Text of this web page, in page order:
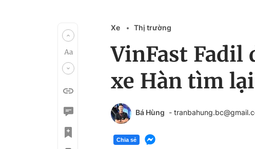
Xe Thị trường
VinFast Fadil
xe Hàn tìm
Bá Hùng -
Chia sẻ